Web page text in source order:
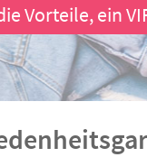
Vorteile, ein